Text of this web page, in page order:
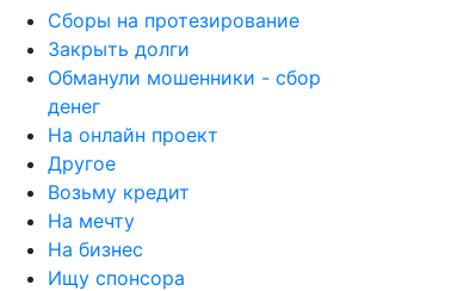
Сборы на протезирование
Закрыть долги
Обманули мошенники - сбор
денег
На онлайн проект
Другое
Возьму кредит
На мечту
На бизнес
Ищу спонсора